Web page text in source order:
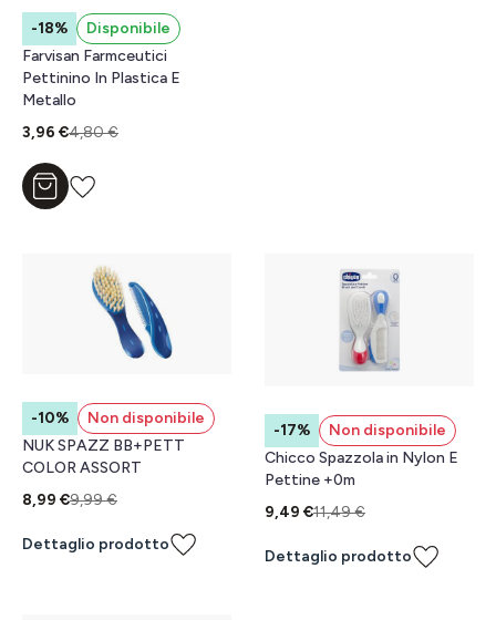
-18%
Disponibile
Farvisan Farmceutici
Pettinino In Plastica E
Metallo
3,96 €4,80 €
Aggiungi al carrello
-10%
Non disponibile
NUK SPAZZ BB+PETT
COLOR ASSORT
8,99 €9,99 €
Dettaglio prodotto
-17%
Non disponibile
Chicco Spazzola in Nylon E
Pettine +0m
9,49 €11,49 €
Dettaglio prodotto